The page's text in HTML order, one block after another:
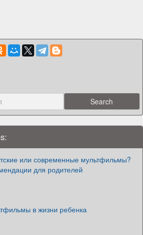
или современные мультфильмы?
для родителей
в жизни ребенка